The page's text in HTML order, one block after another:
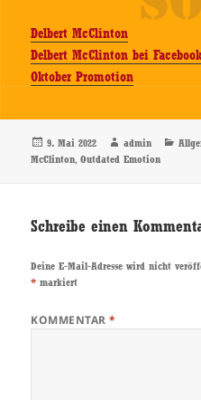
Delbert McClinton
Delbert McClinton bei Facebook
Oktober Promotion
Veröffentlicht
am
9. Mai 2022 Autor
admin
McClinton,Outdated Emotion
Schreibe einen
Deine E-Mail-Adresse wird nicht
* markiert
KOMMENTAR*